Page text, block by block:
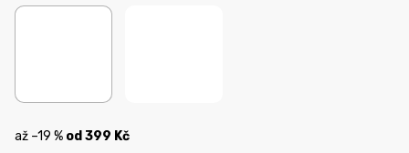
až –19 % od 399 Kč